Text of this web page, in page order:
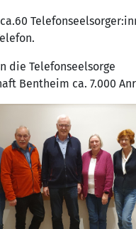
die Telefonseelsorge
Bentheim ca. 7.000